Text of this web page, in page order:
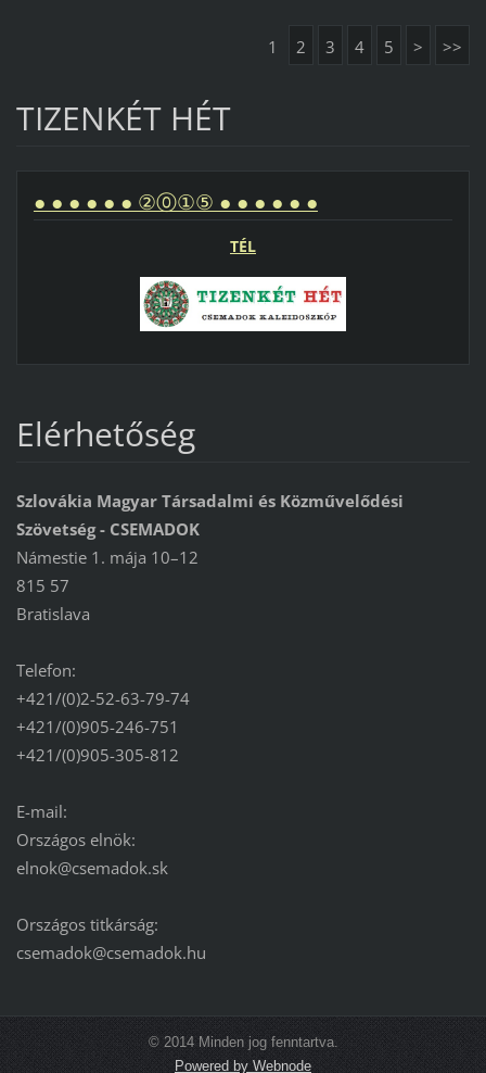
1 2 3 4 5 > >>
TIZENKÉT HÉT
● ● ● ● ● ● ②⓪①⑤ ● ● ● ● ● ●
TÉL
Elérhetőség
Szlovákia Magyar Társadalmi és Közművelődési
Szövetség - CSEMADOK
Námestie 1. mája 10–12
815 57
Bratislava
Telefon:
+421/(0)2-52-63-79-74
+421/(0)905-246-751
+421/(0)905-305-812
E-mail:
Országos elnök:
elnok@csemadok.sk
Országos titkárság:
csemadok@csemadok.hu
© 2014 Minden jog fenntartva.
Powered by Webnode